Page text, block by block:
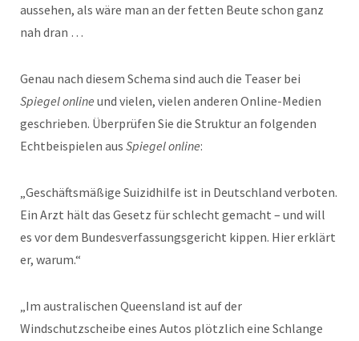
aussehen, als wäre man an der fetten Beute schon ganz
nah dran …
Genau nach diesem Schema sind auch die Teaser bei
Spiegel online und vielen, vielen anderen Online-Medien
geschrieben. Überprüfen Sie die Struktur an folgenden
Echtbeispielen aus Spiegel online:
„Geschäftsmäßige Suizidhilfe ist in Deutschland verboten.
Ein Arzt hält das Gesetz für schlecht gemacht – und will
es vor dem Bundesverfassungsgericht kippen. Hier erklärt
er, warum.“
„Im australischen Queensland ist auf der
Windschutzscheibe eines Autos plötzlich eine Schlange